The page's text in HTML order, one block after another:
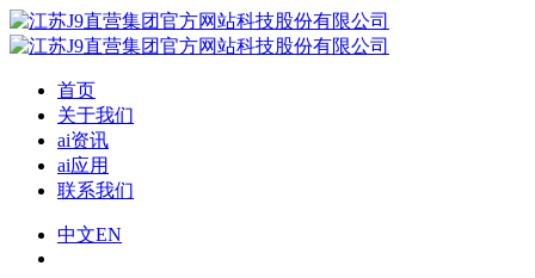
首页
关于我们
ai资讯
ai应用
联系我们
中文EN